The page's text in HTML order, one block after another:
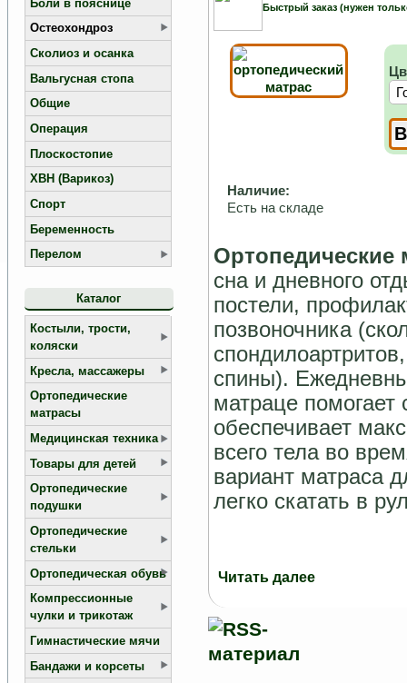
Боли в пояснице
Остеохондроз
Сколиоз и осанка
Вальгусная стопа
Общие
Операция
Плоскостопие
ХВН (Варикоз)
Спорт
Беременность
Перелом
Каталог
Костыли, трости,
коляски
Кресла, массажеры
Ортопедические
матрасы
Медицинская техника
Товары для детей
Ортопедические
подушки
Ортопедические
стельки
Ортопедическая обувь
Компрессионные
чулки и трикотаж
Гимнастические мячи
Бандажи и корсеты
Быстрый заказ (нужен
Наличие:
Есть на складе
Ортопедические
сна и дневного
постели,
позвоночника
спины).
матраце
обеспечивает
всего тела во
вариант матраса
легко скатать в
Читать далее